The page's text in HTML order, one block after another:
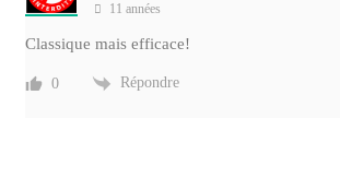
11 années
Classique mais efficace!
0 Répondre